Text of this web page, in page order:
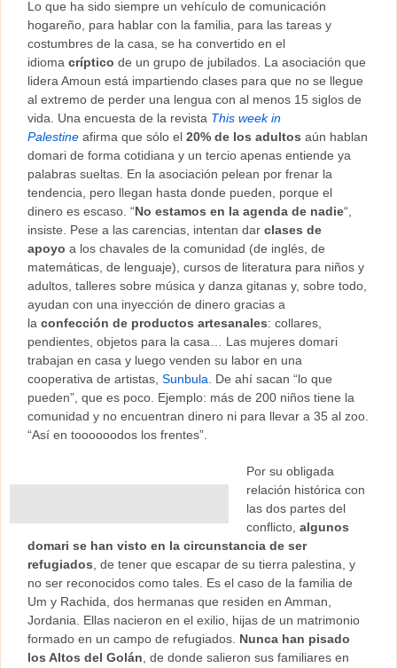
Lo que ha sido siempre un vehículo de comunicación
hogareño, para hablar con la familia, para las tareas y
costumbres de la casa, se ha convertido en el
idioma críptico de un grupo de jubilados. La asociación que
lidera Amoun está impartiendo clases para que no se llegue
al extremo de perder una lengua con al menos 15 siglos de
vida. Una encuesta de la revista This week in
Palestine afirma que sólo el 20% de los adultos aún hablan
domari de forma cotidiana y un tercio apenas entiende ya
palabras sueltas. En la asociación pelean por frenar la
tendencia, pero llegan hasta donde pueden, porque el
dinero es escaso. “No estamos en la agenda de nadie“,
insiste. Pese a las carencias, intentan dar clases de
apoyo a los chavales de la comunidad (de inglés, de
matemáticas, de lenguaje), cursos de literatura para niños y
adultos, talleres sobre música y danza gitanas y, sobre todo,
ayudan con una inyección de dinero gracias a
la confección de productos artesanales: collares,
pendientes, objetos para la casa… Las mujeres domari
trabajan en casa y luego venden su labor en una
cooperativa de artistas, Sunbula . De ahí sacan “lo que
pueden”, que es poco. Ejemplo: más de 200 niños tiene la
comunidad y no encuentran dinero ni para llevar a 35 al zoo.
“Así en toooooodos los frentes”.
Por su obligada
relación histórica con
las dos partes del
conflicto, algunos
domari se han visto en la circunstancia de ser
refugiados , de tener que escapar de su tierra palestina, y
no ser reconocidos como tales. Es el caso de la familia de
Um y Rachida, dos hermanas que residen en Amman,
Jordania. Ellas nacieron en el exilio, hijas de un matrimonio
formado en un campo de refugiados. Nunca han pisado
los Altos del Golán , de donde salieron sus familiares en